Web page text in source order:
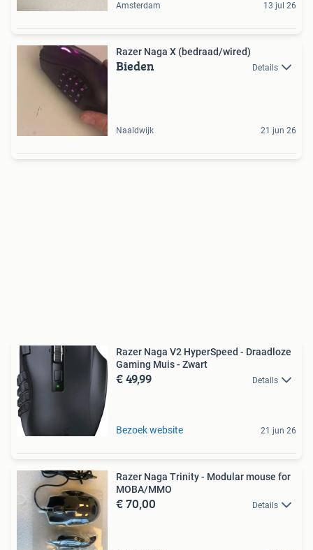
Amsterdam 13 jul 26
Razer Naga X (bedraad/wired)
Bieden Details
Naaldwijk 21 jun 26
Razer Naga V2 HyperSpeed - Draadloze
Gaming Muis - Zwart
€ 49,99 Details
Bezoek website 21 jun 26
Razer Naga Trinity - Modular mouse for
MOBA/MMO
€ 70,00 Details